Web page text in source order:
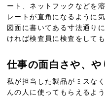
ート、ネットフックなどを
レートが直角になるように
図面に書いてある寸法通り
ければ検査員に検査をしても
仕事の面白さや、や
私が担当した製品がミスな
んの人に使ってもらえるよ